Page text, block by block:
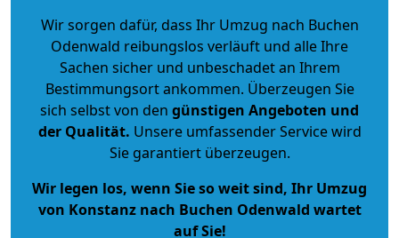
Wir sorgen dafür, dass Ihr Umzug nach Buchen
Odenwald reibungslos verläuft und alle Ihre
Sachen sicher und unbeschadet an Ihrem
Bestimmungsort ankommen. Überzeugen Sie
sich selbst von den günstigen Angeboten und
der Qualität. Unsere umfassender Service wird
Sie garantiert überzeugen.
Wir legen los, wenn Sie so weit sind, Ihr Umzug
von Konstanz nach Buchen Odenwald wartet
auf Sie!